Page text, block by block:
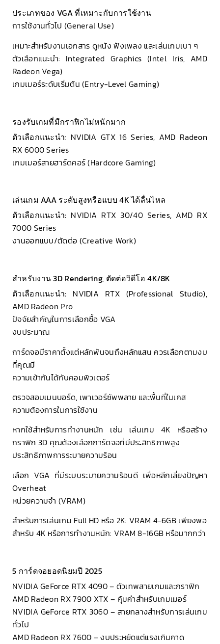
ประเภทของ VGA ที่เหมาะกับการใช้งาน
การใช้งานทั่วไป (General Use)
เหมาะสำหรับงานเอกสาร ดูหนัง ฟังเพลง และเล่นเกมเบา ๆ
ตัวเลือกแนะนำ: Integrated Graphics (Intel Iris, AMD
Radeon Vega)
เกมเมอร์ระดับเริ่มต้น (Entry-Level Gaming)
รองรับเกมที่มีกราฟิกไม่หนักมาก
ตัวเลือกแนะนำ: NVIDIA GTX 16 Series, AMD Radeon
RX 6000 Series
เกมเมอร์สายฮาร์ดคอร์ (Hardcore Gaming)
เล่นเกม AAA ระดับสูงหรือแบบ 4K ได้ลื่นไหล
ตัวเลือกแนะนำ: NVIDIA RTX 30/40 Series, AMD RX
7000 Series
งานออกแบบ/ตัดต่อ (Creative Work)
สำหรับงาน 3D Rendering, ตัดต่อวิดีโอ 4K/8K
ตัวเลือกแนะนำ: NVIDIA RTX (Professional Studio),
AMD Radeon Pro
ปัจจัยสำคัญในการเลือกซื้อ VGA
งบประมาณ
การ์ดจอมีราคาตั้งแต่หลักพันจนถึงหลักแสน ควรเลือกตามงบ
ที่คุณมี
ความเข้ากันได้กับคอมพิวเตอร์
ตรวจสอบเมนบอร์ด, เพาเวอร์ซัพพลาย และพื้นที่ในเคส
ความต้องการในการใช้งาน
หากใช้สำหรับการทำงานหนัก เช่น เล่นเกม 4K หรือสร้าง
กราฟิก 3D คุณต้องเลือกการ์ดจอที่มีประสิทธิภาพสูง
ประสิทธิภาพการระบายความร้อน
เลือก VGA ที่มีระบบระบายความร้อนดี เพื่อหลีกเลี่ยงปัญหา
Overheat
หน่วยความจำ (VRAM)
สำหรับการเล่นเกม Full HD หรือ 2K: VRAM 4-6GB เพียงพอ
สำหรับ 4K หรือการทำงานหนัก: VRAM 8-16GB หรือมากกว่า
5 การ์ดจอยอดนิยมปี 2025
NVIDIA GeForce RTX 4090 – ตัวเทพสายเกมและกราฟิก
AMD Radeon RX 7900 XTX – คุ้มค่าสำหรับเกมเมอร์
NVIDIA GeForce RTX 3060 – สายกลางสำหรับการเล่นเกม
ทั่วไป
AMD Radeon RX 7600 – งบประหยัดแต่แรงเกินคาด